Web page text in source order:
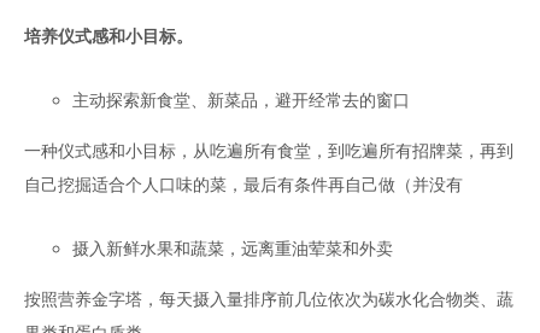
培养仪式感和小目标。
主动探索新食堂、新菜品，避开经常去的窗口
一种仪式感和小目标，从吃遍所有食堂，到吃遍所有招牌菜，再到
自己挖掘适合个人口味的菜，最后有条件再自己做（并没有
摄入新鲜水果和蔬菜，远离重油荤菜和外卖
按照营养金字塔，每天摄入量排序前几位依次为碳水化合物类、蔬